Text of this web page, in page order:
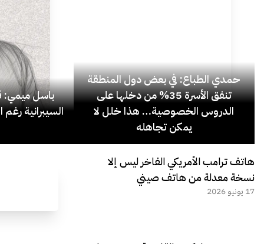
حمدي الطباع: في بعض دول المنطقة
تنفق الأسرة 35% من دخلها على
الدروس الخصوصية… هذا خلل لا
يمكن تجاهله
باسل ميمي:
السيبرانية رغم
هاتف ترامب الأمريكي الفاخر ليس إلا
نسخة معدلة من هاتف صيني
17 يونيو 2026